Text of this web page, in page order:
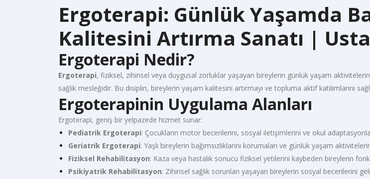
Ergoterapi: Günlük Yaşamda
Kalitesini Artırma Sanatı |
Ergoterapi Nedir?
Ergoterapi, fiziksel, zihinsel veya duygusal zorluklar yaşayan bireylerin günlük yaşam
sağlık mesleğidir. Bu disiplin, bireylerin yaşam kalitesini artırmayı ve topluma aktif katılımlarını
Ergoterapinin Uygulama Alanları
Ergoterapi, geniş bir yelpazede hizmet sunar:
Pediatrik Ergoterapi: Çocukların motor becerilerini, sosyal iletişimlerini ve okul
Geriatrik Ergoterapi: Yaşlı bireylerin bağımsızlıklarını korumaları ve günlük yaşam
Fiziksel Rehabilitasyon: Kaza veya hastalık sonucu fiziksel yetilerini kaybeden bireylerin
Psikiyatrik Rehabilitasyon: Zihinsel sağlık sorunları yaşayan bireylerin sosyal becerilerini